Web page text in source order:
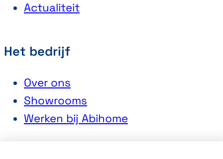
Actualiteit
Het bedrijf
Over ons
Showrooms
Werken bij Abihome